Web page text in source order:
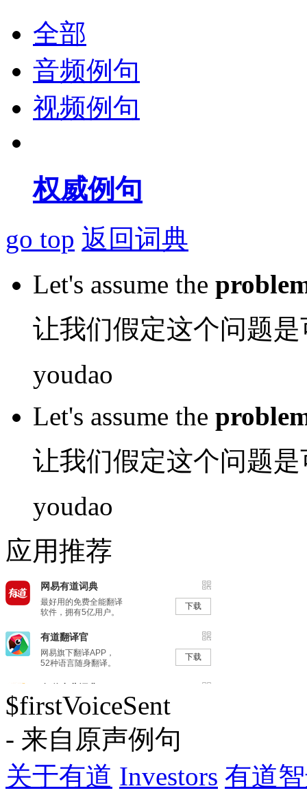
全部
音频例句
视频例句
权威例句
go top 返回词典
Let's assume the
让我们假定这个问题是
youdao
Let's assume the
让我们假定这个问题是
youdao
应用推荐
$firstVoiceSent
- 来自原声例句
关于有道 Investors 有道